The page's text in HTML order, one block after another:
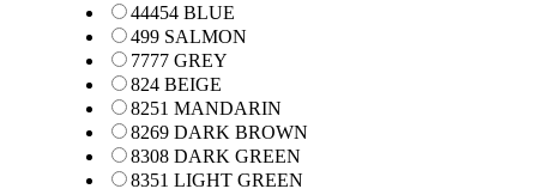
44454 BLUE
499 SALMON
7777 GREY
824 BEIGE
8251 MANDARIN
8269 DARK BROWN
8308 DARK GREEN
8351 LIGHT GREEN